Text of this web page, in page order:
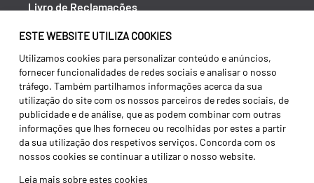
ESTE WEBSITE UTILIZA COOKIES
Utilizamos cookies para personalizar conteúdo e anúncios,
fornecer funcionalidades de redes sociais e analisar o nosso
tráfego. Também partilhamos informações acerca da sua
utilização do site com os nossos parceiros de redes sociais, de
publicidade e de análise, que as podem combinar com outras
informações que lhes forneceu ou recolhidas por estes a partir
da sua utilização dos respetivos serviços. Concorda com os
nossos cookies se continuar a utilizar o nosso website.
Leia mais sobre estes cookies
Livro de Reclamações
Política de Privacidade
Canal de Denúncias (RGPC)
Termos e condições